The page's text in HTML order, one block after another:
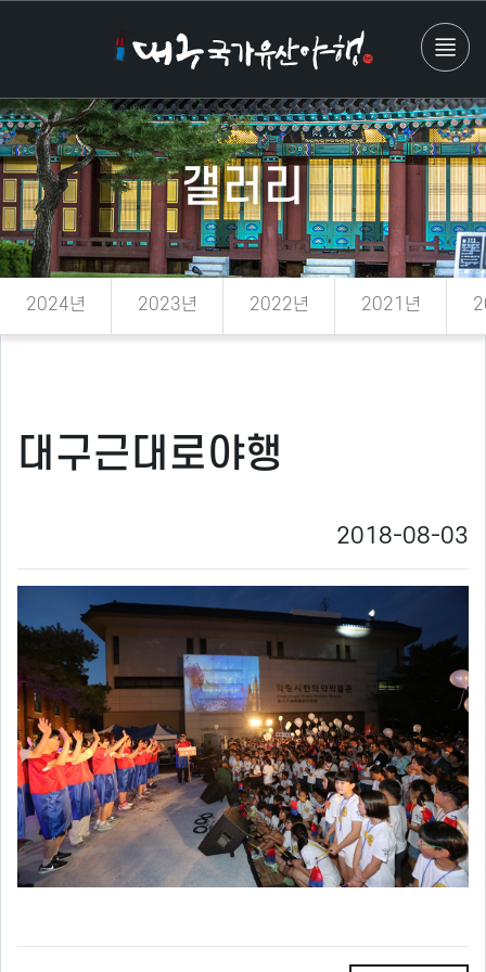
갤러리
2024년 2023년 2022년 2021년
대구근대로야행
2018-08-03